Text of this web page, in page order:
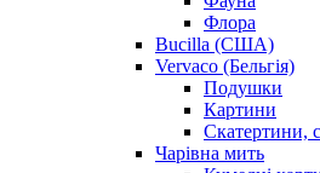
Флора
Bucilla (США)
Vervaco (Бельгія)
Подушки
Картини
Скатертини,
Чарiвна мить